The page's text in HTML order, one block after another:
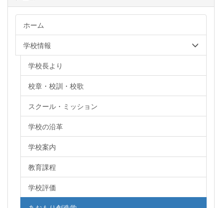
ホーム
学校情報
学校長より
校章・校訓・校歌
スクール・ミッション
学校の沿革
学校案内
教育課程
学校評価